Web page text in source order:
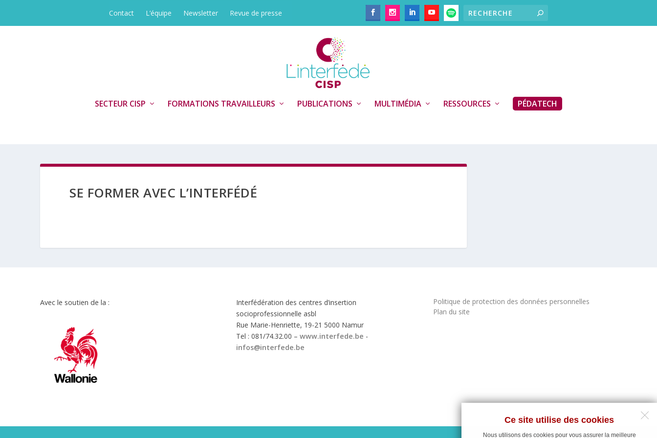
Ce site utilise des cookies
Nous utilisons des cookies pour vous assurer la meilleure
Contact L’équipe Newsletter Revue de presse
SECTEUR CISP FORMATIONS TRAVAILLEURS PUBLICATIONS MULTIMÉDIA RESSOURCES PÉDATECH
SE FORMER AVEC L’INTERFÉDÉ
Avec le soutien de la :
Interfédération des centres d’insertion
socioprofessionnelle asbl
Rue Marie-Henriette, 19-21 5000 Namur
Tel : 081/74.32.00 –www.interfede.be -
infos@interfede.be
Politique de protection des données personnelles
Plan du site